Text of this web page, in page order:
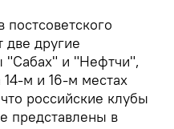
две другие
"Сабах" и "Нефтчи",
м и 16-м местах
российские клубы
представлены в